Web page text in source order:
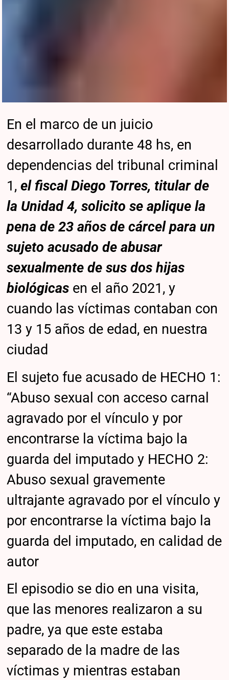
En el marco de un juicio
desarrollado durante 48 hs, en
dependencias del tribunal criminal
1,el fiscal Diego Torres, titular de
la Unidad 4, solicito se aplique la
pena de 23 años de cárcel para un
sujeto acusado de abusar
sexualmente de sus dos hijas
biológicas en el año 2021, y
cuando las víctimas contaban con
13 y 15 años de edad, en nuestra
ciudad
El sujeto fue acusado de HECHO 1:
“Abuso sexual con acceso carnal
agravado por el vínculo y por
encontrarse la víctima bajo la
guarda del imputado y HECHO 2:
Abuso sexual gravemente
ultrajante agravado por el vínculo y
por encontrarse la víctima bajo la
guarda del imputado, en calidad de
autor
El episodio se dio en una visita,
que las menores realizaron a su
padre, ya que este estaba
separado de la madre de las
víctimas y mientras estaban